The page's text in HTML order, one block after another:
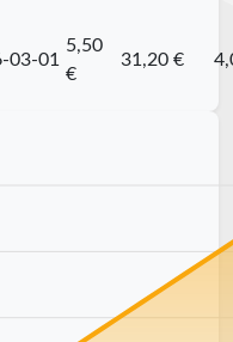
03-01
5,50
€
31,20 €